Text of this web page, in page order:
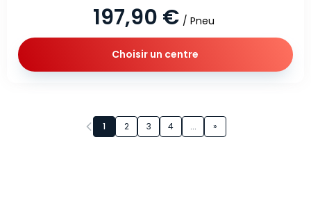
197,90 € / Pneu
Choisir un centre
1 2 3 4 ... »
Page 1 sur 8